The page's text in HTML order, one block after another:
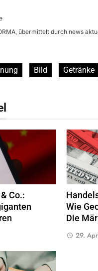
übermittelt durch news
Bild Getränke
Co.:
Wie
Die
29.